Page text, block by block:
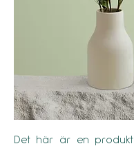
Det här är en produkt